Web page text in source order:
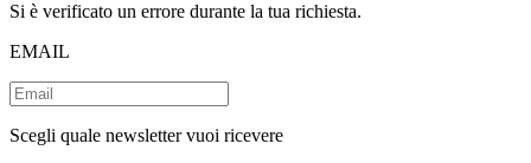
Si è verificato un errore durante la tua richiesta.
EMAIL
Scegli quale newsletter vuoi ricevere